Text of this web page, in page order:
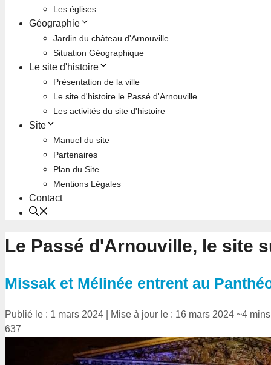
Les églises
Géographie
Jardin du château d'Arnouville
Situation Géographique
Le site d'histoire
Présentation de la ville
Le site d'histoire le Passé d'Arnouville
Les activités du site d'histoire
Site
Manuel du site
Partenaires
Plan du Site
Mentions Légales
Contact
Le Passé d'Arnouville, le site
Missak et Mélinée entrent au
Publié le : 1 mars 2024 Mise à jour le : 16 mars 2024 ~4
637